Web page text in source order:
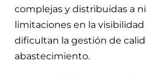
complejas y distribuidas a
limitaciones en la
dificultan la gestión de
abastecimiento.